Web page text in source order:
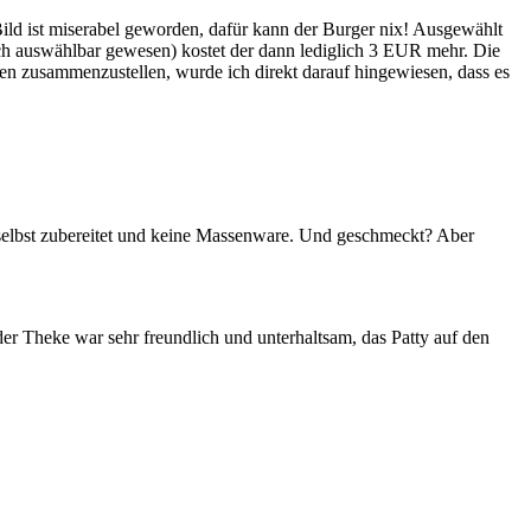
ist miserabel geworden, dafür kann der Burger nix! Ausgewählt
auswählbar gewesen) kostet der dann lediglich 3 EUR mehr. Die
zusammenzustellen, wurde ich direkt darauf hingewiesen, dass es
zubereitet und keine Massenware. Und geschmeckt? Aber
Theke war sehr freundlich und unterhaltsam, das Patty auf den